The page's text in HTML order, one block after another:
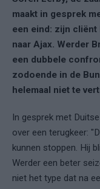
maakt in gesprek
een eind: zijn
naar Ajax. Werder
een dubbele
zodoende in de
helemaal niet te
In gesprek met
over een terugkeer:
kunnen stoppen. Hij
Werder een beter
niet het type dat na